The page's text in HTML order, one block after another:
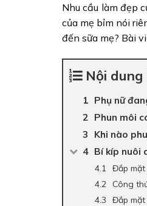
Nhu cầu làm đẹp
của mẹ bỉm nói
đến sữa mẹ? Bài
Nội
Phụ nữ
Phun môi
Khi nào
Bí kíp nuôi
Đắp mặt
Công
Đắp